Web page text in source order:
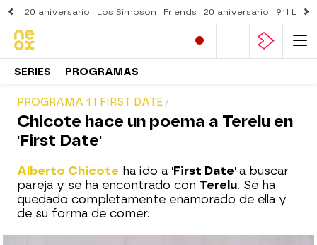
20 aniversario Los Simpson Friends 20 aniversario 911
SERIES PROGRAMAS
PROGRAMA 1 I FIRST DATE
Chicote hace un poema a Terelu en
'First Date'
Alberto Chicote ha ido a 'First Date' a buscar
pareja y se ha encontrado con Terelu. Se ha
quedado completamente enamorado de ella y
de su forma de comer.